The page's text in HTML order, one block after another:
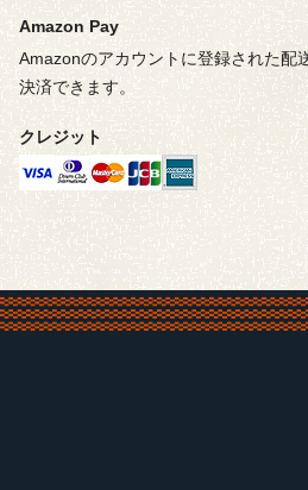
Amazon Pay
Amazonのアカウントに登録された配
決済できます。
クレジット